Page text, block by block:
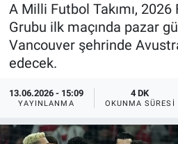
A Milli Futbol Takımı, 2026
Grubu ilk maçında pazar
Vancouver şehrinde
edecek.
13.06.2026 - 15:09
YAYINLANMA
4 DK
OKUNMA SÜRESI